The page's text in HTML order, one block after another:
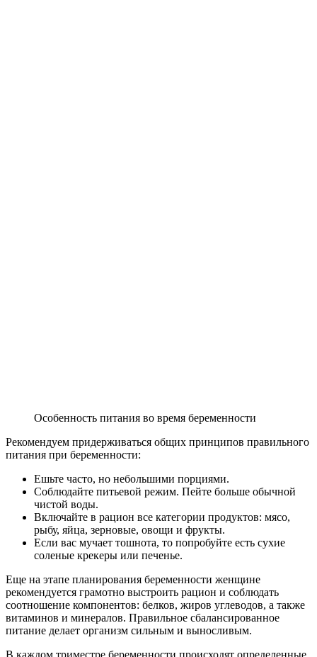
Особенность питания во время беременности
Рекомендуем придерживаться общих принципов правильного
питания при беременности:
Ешьте часто, но небольшими порциями.
Соблюдайте питьевой режим. Пейте больше обычной
чистой воды.
Включайте в рацион все категории продуктов: мясо,
рыбу, яйца, зерновые, овощи и фрукты.
Если вас мучает тошнота, то попробуйте есть сухие
соленые крекеры или печенье.
Еще на этапе планирования беременности женщине
рекомендуется грамотно выстроить рацион и соблюдать
соотношение компонентов: белков, жиров углеводов, а также
витаминов и минералов. Правильное сбалансированное
питание делает организм сильным и выносливым.
В каждом триместре беременности происходят определенные